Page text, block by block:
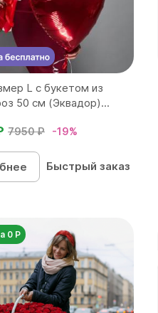
L с букетом из
50 см (Эквадор)...
7950 ₽ -19%
Быстрый заказ
0 Р